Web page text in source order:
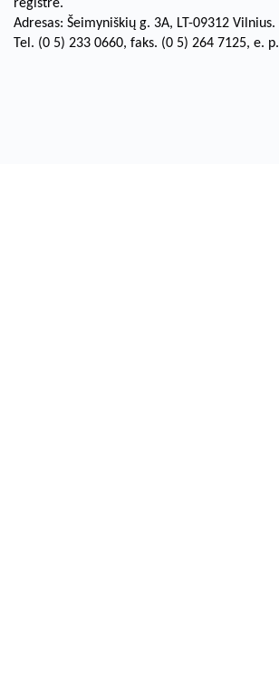
registre.
Adresas: Šeimyniškių g. 3A, LT-09312 Vilnius.
Tel. (0 5) 233 0660, faks. (0 5) 264 7125, e. p.